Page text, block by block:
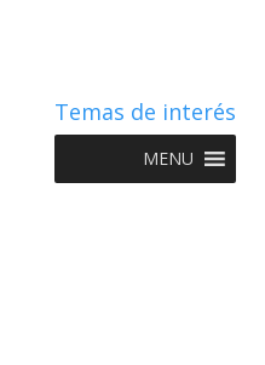
Temas de interés
MENU